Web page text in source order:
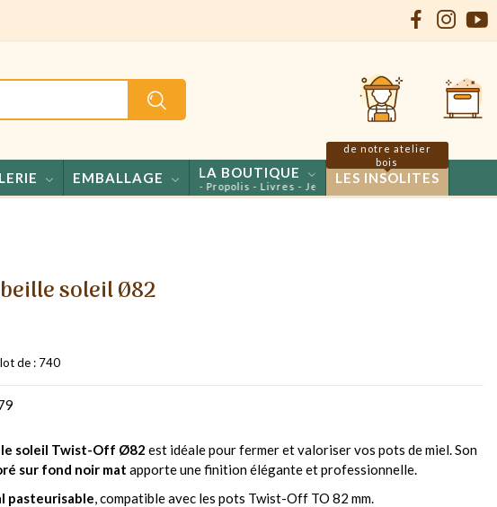
EMBALLAGE LA BOUTIQUE
Miels - Confiseries - Propolis - Livres - Jeux
LES INSOLITES
de notre atelier
bois
soleil Ø82
de : 740
soleil Twist-Off Ø82 est idéale pour fermer et valoriser vos pots de miel. Son
sur fond noir mat apporte une finition élégante et professionnelle.
pasteurisable, compatible avec les pots Twist-Off TO 82 mm.